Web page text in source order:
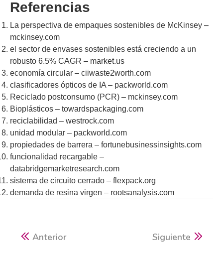
Referencias
La perspectiva de empaques sostenibles de McKinsey –
mckinsey.com
el sector de envases sostenibles está creciendo a un
robusto 6.5% CAGR – market.us
economía circular – ciiwaste2worth.com
clasificadores ópticos de IA – packworld.com
Reciclado postconsumo (PCR) – mckinsey.com
Bioplásticos – towardspackaging.com
reciclabilidad – westrock.com
unidad modular – packworld.com
propiedades de barrera – fortunebusinessinsights.com
funcionalidad recargable –
databridgemarketresearch.com
sistema de circuito cerrado – flexpack.org
demanda de resina virgen – rootsanalysis.com
Anterior Siguiente